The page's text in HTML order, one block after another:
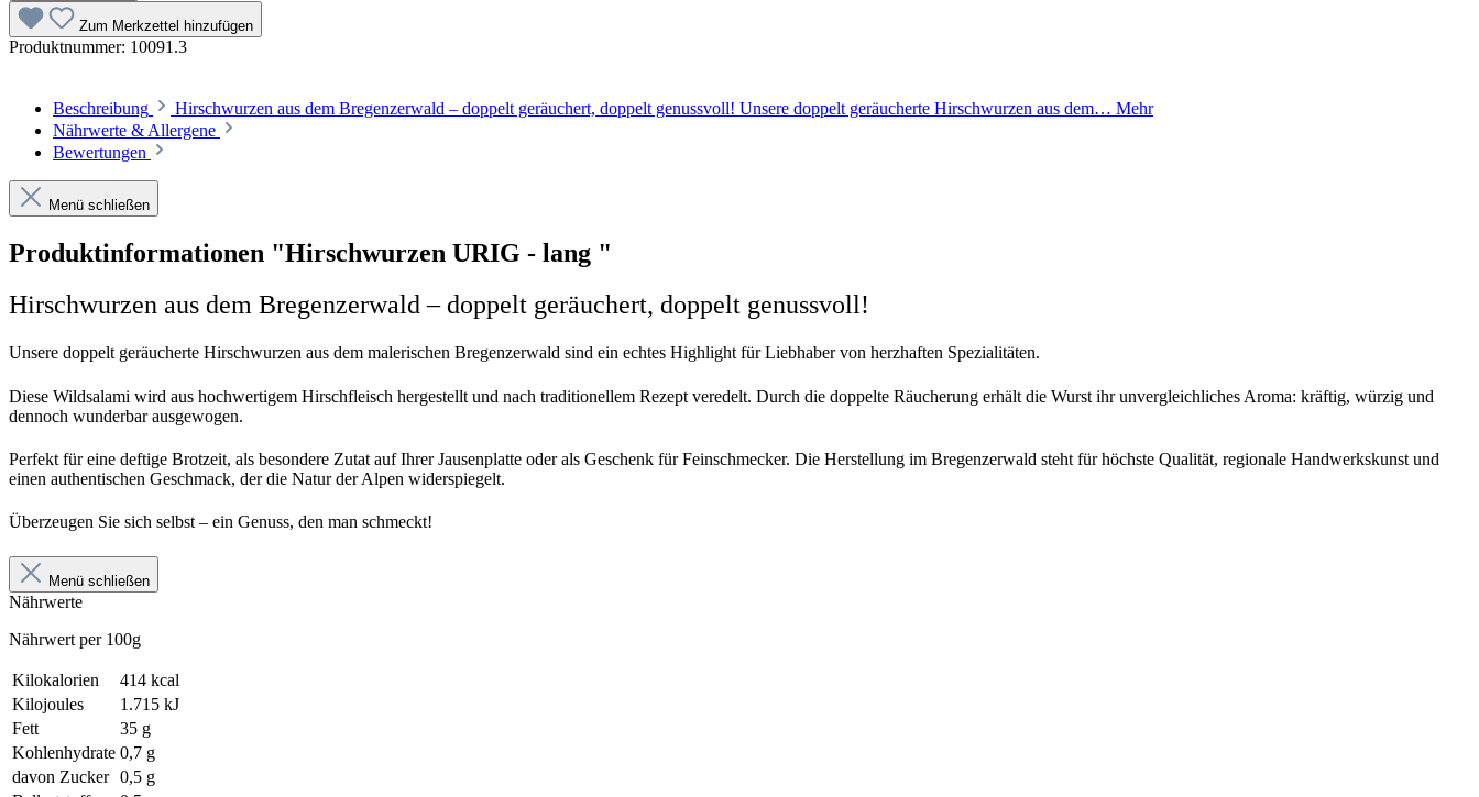
Zum Merkzettel hinzufügen
Produktnummer: 10091.3
Beschreibung Hirschwurzen aus dem Bregenzerwald – doppelt geräuchert, doppelt genussvoll! Unsere doppelt geräucherte Hirschwurzen aus dem… Mehr
Nährwerte & Allergene
Bewertungen
Menü schließen
Produktinformationen "Hirschwurzen URIG - lang "
Hirschwurzen aus dem Bregenzerwald – doppelt geräuchert, doppelt genussvoll!
Unsere doppelt geräucherte Hirschwurzen aus dem malerischen Bregenzerwald sind ein echtes Highlight für Liebhaber von herzhaften Spezialitäten.
Diese Wildsalami wird aus hochwertigem Hirschfleisch hergestellt und nach traditionellem Rezept veredelt. Durch die doppelte Räucherung erhält die Wurst ihr unvergleichliches Aroma: kräftig, würzig und
dennoch wunderbar ausgewogen.
Perfekt für eine deftige Brotzeit, als besondere Zutat auf Ihrer Jausenplatte oder als Geschenk für Feinschmecker. Die Herstellung im Bregenzerwald steht für höchste Qualität, regionale Handwerkskunst und
einen authentischen Geschmack, der die Natur der Alpen widerspiegelt.
Überzeugen Sie sich selbst – ein Genuss, den man schmeckt!
Menü schließen
Nährwerte
Nährwert per 100g
Kilokalorien
414 kcal
Kilojoules
1.715 kJ
Fett
35 g
Kohlenhydrate 0,7 g
davon Zucker 0,5 g